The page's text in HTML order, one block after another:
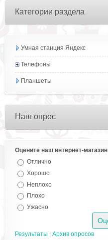
Категории раздела
Умная станция Яндекс
Телефоны
Планшеты
Наш опрос
Оцените наш интернет-магазин
Отлично
Хорошо
Неплохо
Плохо
Ужасно
Результаты
Архив опросов